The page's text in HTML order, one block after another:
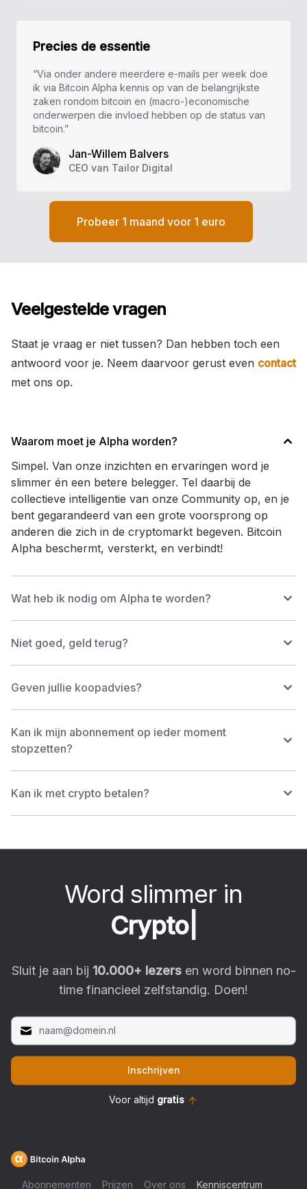
Precies de essentie
“Via onder andere meerdere e-mails per week doe
ik via Bitcoin Alpha kennis op van de belangrijkste
zaken rondom bitcoin en (macro-)economische
onderwerpen die invloed hebben op de status van
bitcoin.”
Jan-Willem Balvers
CEO van Tailor Digital
Probeer 1 maand voor 1 euro
Veelgestelde vragen
Staat je vraag er niet tussen? Dan hebben toch een
antwoord voor je. Neem daarvoor gerust even contact
met ons op.
Waarom moet je Alpha worden?
Simpel. Van onze inzichten en ervaringen word je
slimmer én een betere belegger. Tel daarbij de
collectieve intelligentie van onze Community op, en je
bent gegarandeerd van een grote voorsprong op
anderen die zich in de cryptomarkt begeven. Bitcoin
Alpha beschermt, versterkt, en verbindt!
Wat heb ik nodig om Alpha te worden?
Niet goed, geld terug?
Geven jullie koopadvies?
Kan ik mijn abonnement op ieder moment
stopzetten?
Kan ik met crypto betalen?
Word slimmer in
Crypto
Sluit je aan bij 10.000+ lezersen word binnen no-
time financieel zelfstandig. Doen!
Inschrijven
Voor altijd gratis
Abonnementen Prijzen Over ons Kenniscentrum